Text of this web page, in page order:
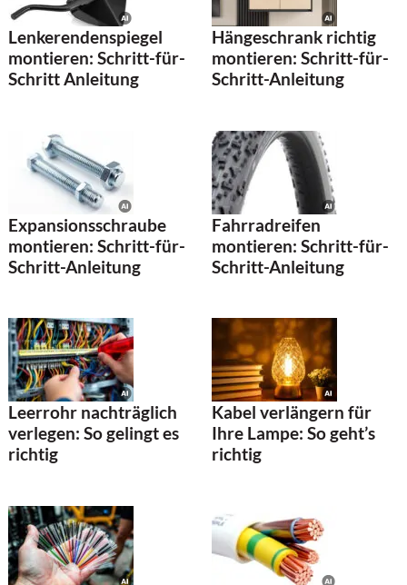
Lenkerendenspiegel
montieren: Schritt-für-
Schritt Anleitung
Hängeschrank richtig
montieren: Schritt-für-
Schritt-Anleitung
Expansionsschraube
montieren: Schritt-für-
Schritt-Anleitung
Fahrradreifen
montieren: Schritt-für-
Schritt-Anleitung
Leerrohr nachträglich
verlegen: So gelingt es
richtig
Kabel verlängern für
Ihre Lampe: So geht’s
richtig